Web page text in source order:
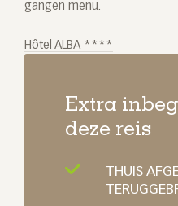
gangen menu.
Hôtel ALBA ****
Extra
deze reis
THUIS